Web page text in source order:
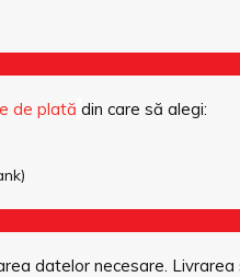
de plată din care să alegi:
datelor necesare.